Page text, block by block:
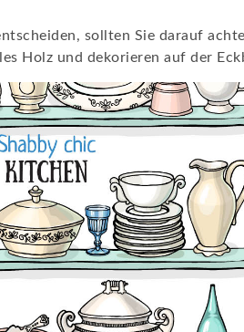
sollten Sie darauf
Holz und dekorieren auf der